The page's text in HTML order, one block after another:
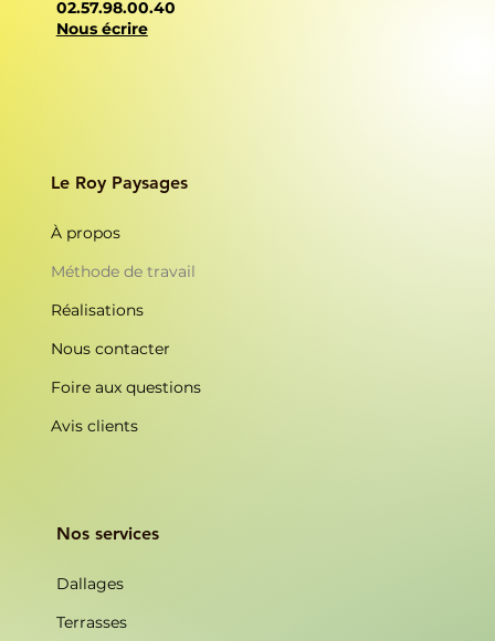
Nos services
Dallages
Terrasses
Le Roy Paysages
À propos
Méthode de travail
Réalisations
Nous contacter
Foire aux questions
Avis clients
02.57.98.00.40
Nous écrire